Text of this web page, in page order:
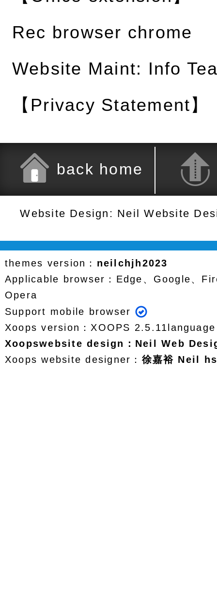
Rec browser chrome
Website Maint: Info
【Privacy Statement】
back home
Website Design: Neil Website
themes version： neilchjh2023
Applicable browser：Edge、Google、
Opera
Support mobile browser
Xoops version： XOOPS 2.5.11
Xoopswebsite design ： Neil Web
Xoops website designer： 徐嘉裕 Neil